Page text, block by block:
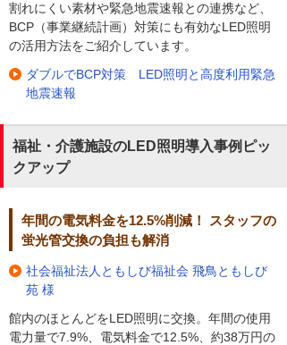
割れにくい素材や緊急地震速報との連携など、
BCP（事業継続計画）対策にも有効なLED照明
の活用方法をご紹介しています。
ダブルでBCP対策 LED照明と高度利用緊急
地震速報
福祉・介護施設のLED照明導入事例ピッ
クアップ
年間の電気料金を12.5%削減！ スタッフの
蛍光管交換の負担も解消
社会福祉法人ともしび福祉会 飛鳥ともしび
苑 様
館内のほとんどをLED照明に交換。年間の使用
電力量で7.9%、電気料金で12.5%、約38万円の